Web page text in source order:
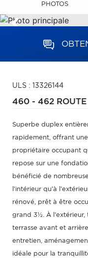
PHOTOS
ULS : 13326144
460 - 462 ROUTE
Superbe duplex
rapidement, offrant
propriétaire occupant
repose sur une
bénéficié de
l'intérieur qu'à
rénové, prêt à être
grand 3½. À l'extérieur,
terrasse avant et
entretien,
idéale pour la